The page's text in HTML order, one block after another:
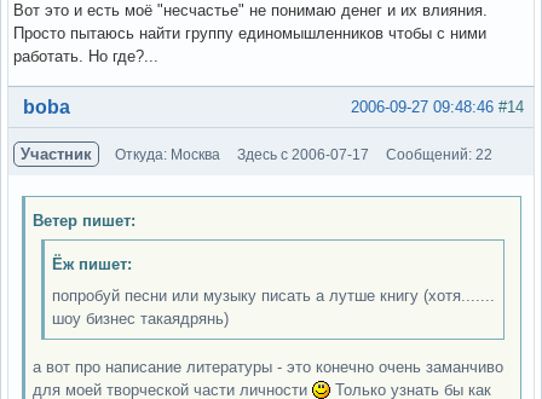
Вот это и есть моё "несчастье" не понимаю денег и их влияния.
Просто пытаюсь найти группу единомышленников чтобы с ними
работать. Но где?...
Вне форума #14
2006-09-27 09:48:46
boba
Участник Откуда: Москва Здесь с 2006-07-17 Сообщений: 22
Ветер пишет:
Ёж пишет:
попробуй песни или музыку писать а лутше книгу (хотя.......
шоу бизнес такаядрянь)
а вот про написание литературы - это конечно очень заманчиво
для моей творческой части личности
Только узнать бы как